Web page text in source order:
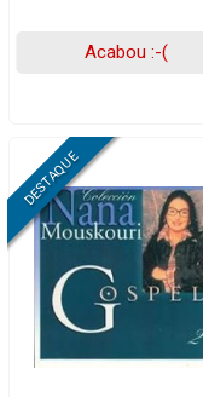
Acabou :-(